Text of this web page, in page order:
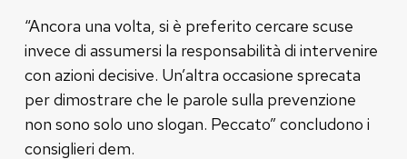
“Ancora una volta, si è preferito cercare scuse
invece di assumersi la responsabilità di intervenire
con azioni decisive. Un’altra occasione sprecata
per dimostrare che le parole sulla prevenzione
non sono solo uno slogan. Peccato” concludono i
consiglieri dem.